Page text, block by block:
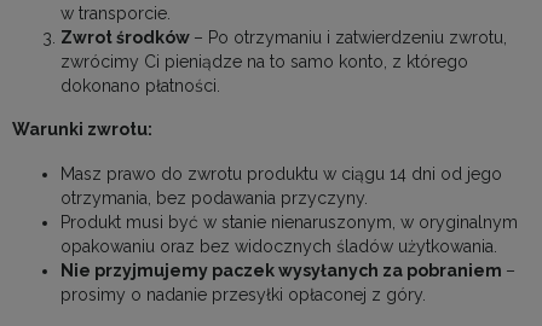
w transporcie.
Zwrot środków – Po otrzymaniu i zatwierdzeniu zwrotu,
zwrócimy Ci pieniądze na to samo konto, z którego
dokonano płatności.
Warunki zwrotu:
Masz prawo do zwrotu produktu w ciągu 14 dni od jego
otrzymania, bez podawania przyczyny.
Produkt musi być w stanie nienaruszonym, w oryginalnym
opakowaniu oraz bez widocznych śladów użytkowania.
Nie przyjmujemy paczek wysyłanych za pobraniem –
prosimy o nadanie przesyłki opłaconej z góry.